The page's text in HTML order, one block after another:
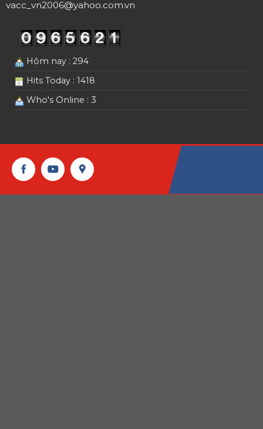
vacc_vn2006@yahoo.com.vn
Hôm nay : 294
Hits Today : 1418
Who's Online : 3